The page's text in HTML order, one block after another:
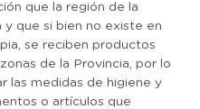
que la región de la
y que si bien no existe en
se reciben productos
de la Provincia, por lo
las medidas de higiene y
o artículos que